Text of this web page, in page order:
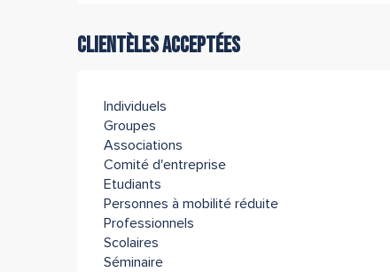
Clientèles acceptées
Individuels
Groupes
Associations
Comité d'entreprise
Etudiants
Personnes à mobilité réduite
Professionnels
Scolaires
Séminaire